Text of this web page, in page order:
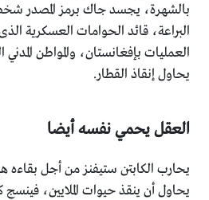
بالشهرة، يجسد جاك برمز المصدر
البراعة، قائد الحوامات العسكرية
العمليات بإفغانستان، والمواطن
يحاول إنقاذ القطار.
العقل يحمي نفسه أيضا
يحارب الكابتن ستيفنز من أجل
يحاول أن ينقذ حيوات الملايين،